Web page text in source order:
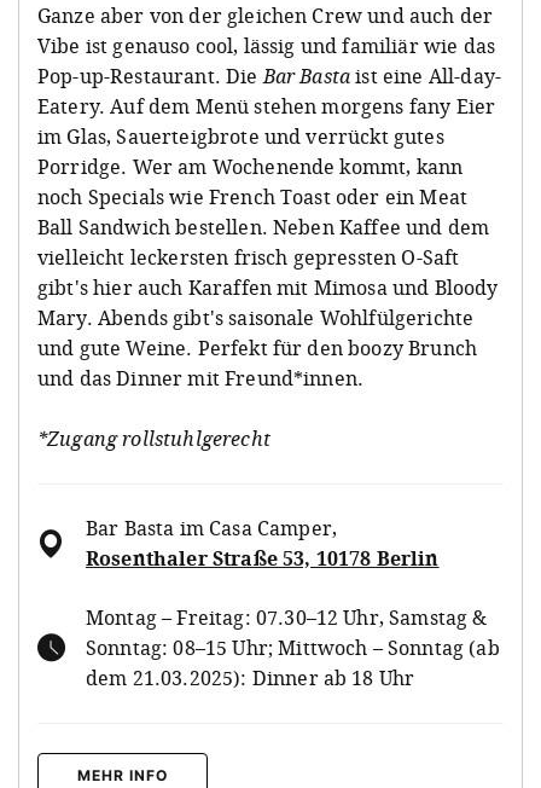
Ganze aber von der gleichen Crew und auch der
Vibe ist genauso cool, lässig und familiär wie das
Pop-up-Restaurant. DieBar Bastaist eine All-day-
Eatery. Auf dem Menü stehen morgens fany Eier
im Glas, Sauerteigbrote und verrückt gutes
Porridge. Wer am Wochenende kommt, kann
noch Specials wie French Toast oder ein Meat
Ball Sandwich bestellen. Neben Kaffee und dem
vielleicht leckersten frisch gepressten O-Saft
gibt's hier auch Karaffen mit Mimosa und Bloody
Mary. Abends gibt's saisonale Wohlfülgerichte
und gute Weine. Perfekt für den boozy Brunch
und das Dinner mit Freund*innen.
*Zugang rollstuhlgerecht
Bar Basta im Casa Camper,
Rosenthaler Straße 53, 10178 Berlin
Montag – Freitag: 07.30–12 Uhr, Samstag &
Sonntag: 08–15 Uhr; Mittwoch – Sonntag (ab
dem 21.03.2025): Dinner ab 18 Uhr
MEHR INFO